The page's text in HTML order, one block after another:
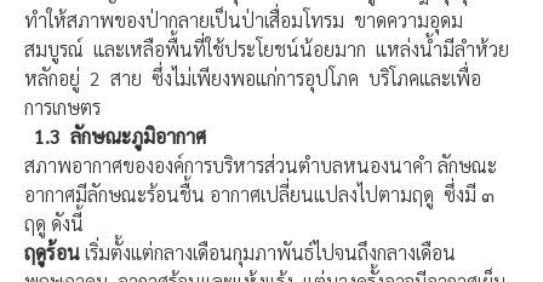
ทำให้สภาพของป่ากลายเป็นป่าเสื่อมโทรม ขาดความอุดม
สมบูรณ์ และเหลือพื้นที่ใช้ประโยชน์น้อยมาก แหล่งน้ำมีลำห้วย
หลักอยู่ 2 สาย ซึ่งไม่เพียงพอแก่การอุปโภค บริโภคและเพื่อ
การเกษตร
1.3 ลักษณะภูมิอากาศ
สภาพอากาศขององค์การบริหารส่วนตำบลหนองนาคำ ลักษณะ
อากาศมีลักษณะร้อนชื้น อากาศเปลี่ยนแปลงไปตามฤดู ซึ่งมี ๓
ฤดู ดังนี้
ฤดูร้อนเริ่มตั้งแต่กลางเดือนกุมภาพันธ์ไปจนถึงกลางเดือน